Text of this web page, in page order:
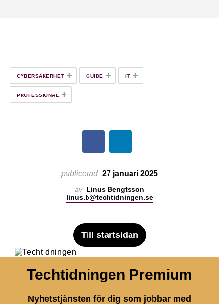
CYBERSÄKERHET + GUIDE + IT +
PROFESSIONAL +
publicerad 27 januari 2025
av
Linus Bengtsson
linus.b@techtidningen.se
Till startsidan
Techtidningen Premium
Nyhetstjänsten för dig som jobbar med